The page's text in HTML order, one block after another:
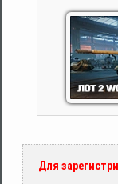
Для